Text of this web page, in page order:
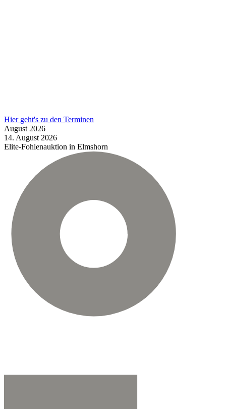
Hier geht's zu den Terminen
August 2026
14. August 2026
Elite-Fohlenauktion in Elmshorn